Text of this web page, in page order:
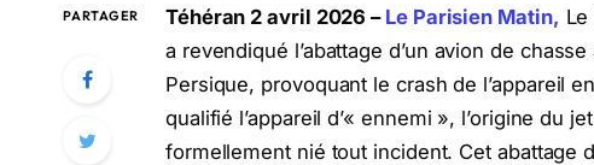
PARTAGER Téhéran 2 avril 2026 – Le Parisien Matin,
a revendiqué l’abattage d’un avion de
Persique, provoquant le crash de l’appareil
qualifié l’appareil d’« ennemi », l’origine du
formellement nié tout incident. Cet abattage